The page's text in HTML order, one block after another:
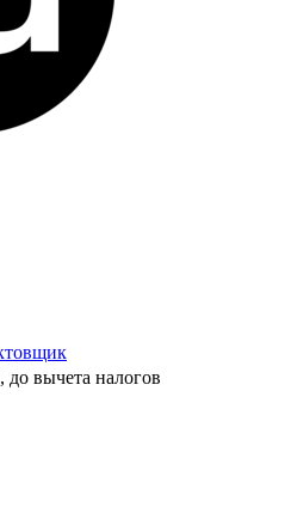
до вычета налогов